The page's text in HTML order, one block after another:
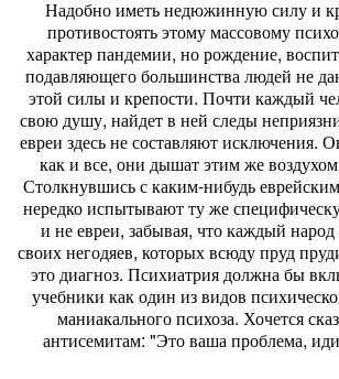
Надобно иметь недюжинную силу и
противостоять этому массовому
характер пандемии, но рождение,
подавляющего большинства людей не
этой силы и крепости. Почти каждый
свою душу, найдет в ней следы
евреи здесь не составляют исключения.
как и все, они дышат этим же
Столкнувшись с каким-нибудь
нередко испытывают ту же
и не евреи, забывая, что каждый
своих негодяев, которых всюду пруд
это диагноз. Психиатрия должна бы
учебники как один из видов
маниакального психоза. Хочется
антисемитам: "Это ваша проблема,